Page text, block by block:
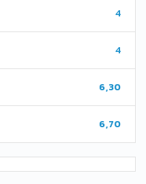
4
4
6,30
6,70